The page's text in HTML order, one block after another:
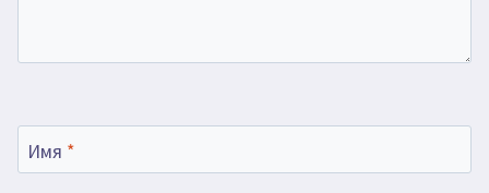
Имя *